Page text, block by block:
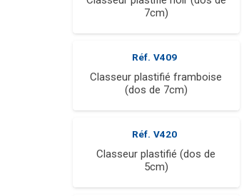
7cm)
Réf. V409
Classeur plastifié framboise
(dos de 7cm)
Réf. V420
Classeur plastifié (dos de
5cm)